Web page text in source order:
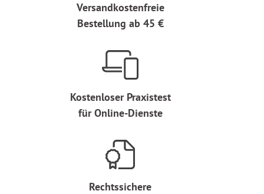
Versandkostenfreie
Bestellung ab 45 €
Kostenloser Praxistest
für Online-Dienste
Rechtssichere